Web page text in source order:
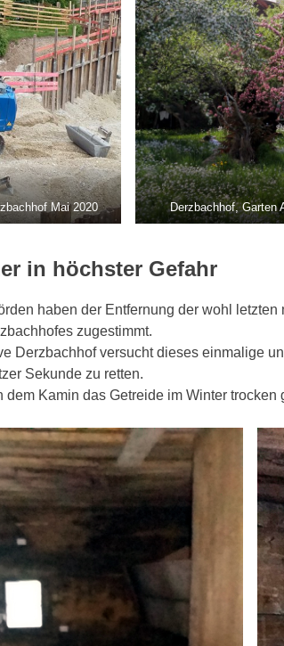
Mai 2020 Derzbachhof, Garten
in höchster Gefahr
haben der Entfernung der wohl
zugestimmt.
Derzbachhof versucht dieses einmalige
Sekunde zu retten.
dem Kamin das Getreide im Winter trocken